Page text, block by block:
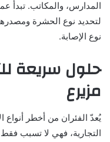
المدارس، والمكاتب. تبدأ
لتحديد نوع الحشرة
نوع الإصابة.
حلول سريعة
مزيرع
يُعدّ الفئران من أخطر أنواع
التجارية، فهي لا تسبب فقط